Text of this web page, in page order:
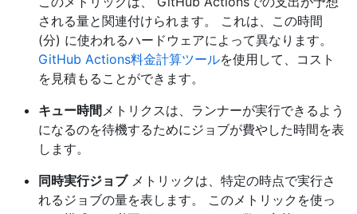
される量と関連付けられます。 これは、この時間
(分) に使われるハードウェアによって異なります。
GitHub Actions料金計算ツールを使用して、コスト
を見積もることができます。
キュー時間 メトリクスは、ランナーが実行できるよう
になるのを待機するためにジョブが費やした時間を表
します。
同時実行ジョブメトリックは、特定の時点で実行さ
れるジョブの量を表します。 このメトリックを使っ